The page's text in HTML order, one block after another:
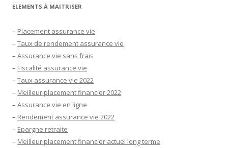
ELEMENTS À MAITRISER
– Placement assurance vie
– Taux de rendement assurance vie
– Assurance vie sans frais
– Fiscalité assurance vie
– Taux assurance vie 2022
– Meilleur placement financier 2022
– Assurance vie en ligne
– Rendement assurance vie 2022
– Epargne retraite
– Meilleur placement financier actuel long terme